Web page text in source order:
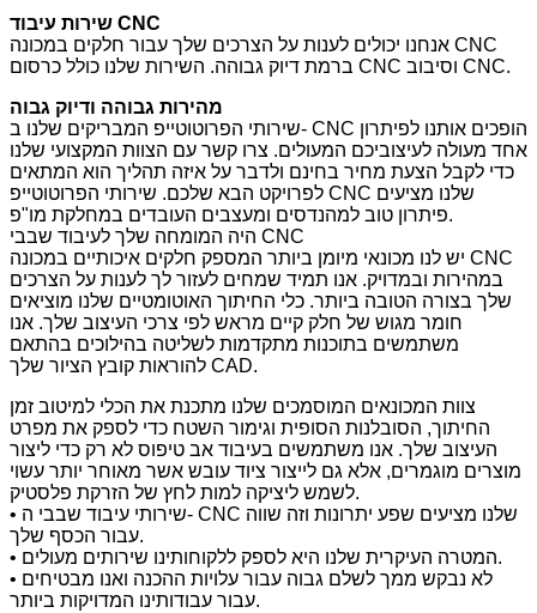
שירות עיבוד CNC
אנחנו יכולים לענות על הצרכים שלך עבור חלקים במכונה CNC
ברמת דיוק גבוהה. השירות שלנו כולל כרסום CNC וסיבוב CNC.
מהירות גבוהה ודיוק גבוה
שירותי הפרוטוטייפ המבריקים שלנו ב- CNC הופכים אותנו לפיתרון
אחד מעולה לעיצוביכם המעולים. צרו קשר עם הצוות המקצועי שלנו
כדי לקבל הצעת מחיר בחינם ולדבר על איזה תהליך הוא המתאים
לפרויקט הבא שלכם. שירותי הפרוטוטייפ CNC שלנו מציעים
פיתרון טוב למהנדסים ומעצבים העובדים במחלקת מו"פ.
היה המומחה שלך לעיבוד שבבי CNC
יש לנו מכונאי מיומן ביותר המספק חלקים איכותיים במכונה CNC
במהירות ובמדויק. אנו תמיד שמחים לעזור לך לענות על הצרכים
שלך בצורה הטובה ביותר. כלי החיתוך האוטומטיים שלנו מוציאים
חומר מגוש של חלק קיים מראש לפי צרכי העיצוב שלך. אנו
משתמשים בתוכנות מתקדמות לשליטה בהילוכים בהתאם
להוראות קובץ הציור שלך CAD.
צוות המכונאים המוסמכים שלנו מתכנת את הכלי למיטוב זמן
החיתוך, הסובלנות הסופית וגימור השטח כדי לספק את מפרט
העיצוב שלך. אנו משתמשים בעיבוד אב טיפוס לא רק כדי ליצור
מוצרים מוגמרים, אלא גם לייצור ציוד עובש אשר מאוחר יותר עשוי
לשמש ליציקה למות לחץ של הזרקת פלסטיק.
• שירותי עיבוד שבבי ה- CNC שלנו מציעים שפע יתרונות וזה שווה
עבור הכסף שלך.
• המטרה העיקרית שלנו היא לספק ללקוחותינו שירותים מעולים.
• לא נבקש ממך לשלם גבוה עבור עלויות ההכנה ואנו מבטיחים
עבור עבודותינו המדויקות ביותר.